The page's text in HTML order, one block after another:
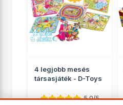
4 legjobb mesés
társasjáték - D-Toys
5.0/5